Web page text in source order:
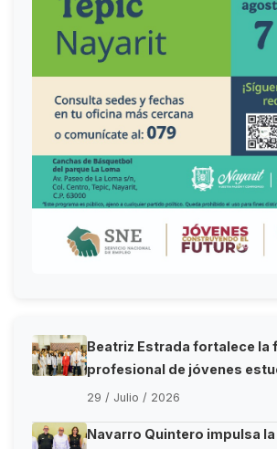
Beatriz Estrada fortalece la
profesional de jóvenes
29 / Julio / 2026
Navarro Quintero impulsa